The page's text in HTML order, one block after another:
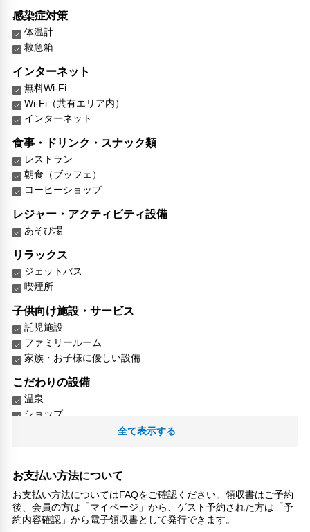
感染症対策
体温計
救急箱
インターネット
無料Wi-Fi
Wi-Fi（共有エリア内）
インターネット
食事・ドリンク・スナック類
レストラン
朝食（ブッフェ）
コーヒーショップ
レジャー・アクティビティ設備
あそび場
リラックス
ジェットバス
喫煙所
子供向け施設・サービス
託児施設
ファミリールーム
家族・お子様に優しい設備
こだわりの設備
温泉
ショップ
荷物預かりサービス
館内ショップ
ペット
ペットOK（有料）
全て表示する
お支払い方法について
お支払い方法についてはFAQをご確認ください。領収書はご予約
後、会員の方は「マイページ」から、ゲスト予約された方は「予
約内容確認」から電子領収書として発行できます。